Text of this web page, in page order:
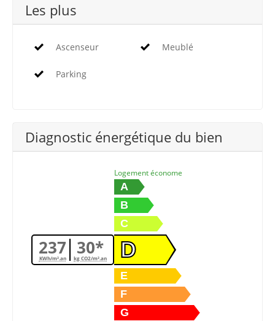
Les plus
Ascenseur Meublé
Parking
Diagnostic énergétique du bien
237
KWh/m².an 30*
kg CO2/m².an
Logement économe
A
B
C
D
E
F
G